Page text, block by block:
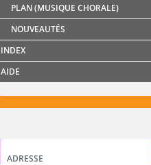
PLAN (MUSIQUE CHORALE)
NOUVEAUTÉS
INDEX
AIDE
ADRESSE